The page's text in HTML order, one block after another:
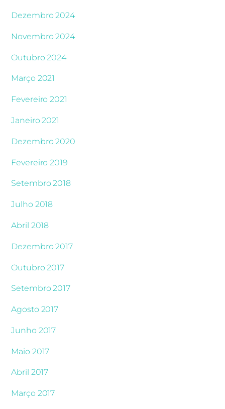
Dezembro 2024
Novembro 2024
Outubro 2024
Março 2021
Fevereiro 2021
Janeiro 2021
Dezembro 2020
Fevereiro 2019
Setembro 2018
Julho 2018
Abril 2018
Dezembro 2017
Outubro 2017
Setembro 2017
Agosto 2017
Junho 2017
Maio 2017
Abril 2017
Março 2017